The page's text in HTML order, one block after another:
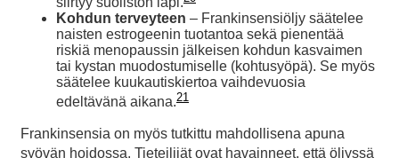
Kohdun terveyteen – Frankinsensiöljy säätelee
naisten estrogeenin tuotantoa sekä pienentää
riskiä menopaussin jälkeisen kohdun kasvaimen
tai kystan muodostumiselle (kohtusyöpä). Se myös
säätelee kuukautiskiertoa vaihdevuosia
edeltävänä aikana.21
Frankinsensia on myös tutkittu mahdollisena apuna
syövän hoidossa. Tieteilijät ovat havainneet, että öljyssä